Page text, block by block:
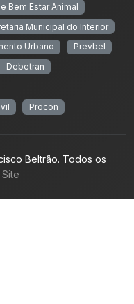
Bem Estar Animal
Municipal do Interior
Urbano
Prevbel
Debetran
Procon
Beltrão. Todos os